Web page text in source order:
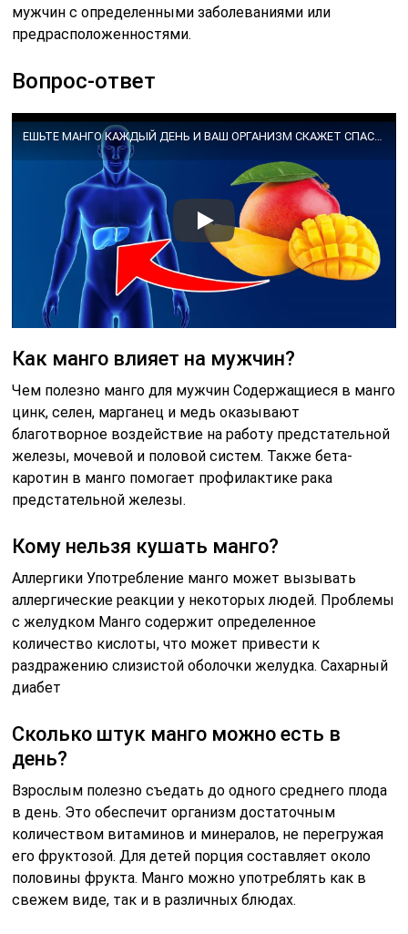
мужчин с определенными заболеваниями или
предрасположенностями.
Вопрос-ответ
Как манго влияет на мужчин?
Чем полезно манго для мужчин Содержащиеся в манго
цинк, селен, марганец и медь оказывают
благотворное воздействие на работу предстательной
железы, мочевой и половой систем. Также бета-
каротин в манго помогает профилактике рака
предстательной железы.
Кому нельзя кушать манго?
Аллергики Употребление манго может вызывать
аллергические реакции у некоторых людей. Проблемы
с желудком Манго содержит определенное
количество кислоты, что может привести к
раздражению слизистой оболочки желудка. Сахарный
диабет
Сколько штук манго можно есть в
день?
Взрослым полезно съедать до одного среднего плода
в день. Это обеспечит организм достаточным
количеством витаминов и минералов, не перегружая
его фруктозой. Для детей порция составляет около
половины фрукта. Манго можно употреблять как в
свежем виде, так и в различных блюдах.